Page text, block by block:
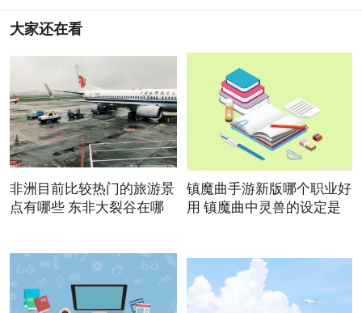
大家还在看
非洲目前比较热门的旅游景
点有哪些 东非大裂谷在哪
镇魔曲手游新版哪个职业好
用 镇魔曲中灵兽的设定是